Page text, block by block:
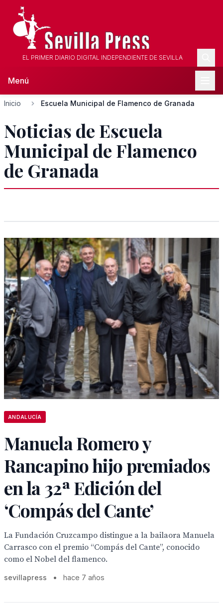
EL PRIMER DIARIO DIGITAL INDEPENDIENTE DE SEVILLA
Menú
Inicio Escuela Municipal de Flamenco de Granada
Noticias de Escuela
Municipal de Flamenco
de Granada
ANDALUCÍA
Manuela Romero y
Rancapino hijo premiados
en la 32ª Edición del
‘Compás del Cante’
La Fundación Cruzcampo distingue a la bailaora Manuela
Carrasco con el premio “Compás del Cante”, conocido
como el Nobel del flamenco.
sevillapress • hace 7 años